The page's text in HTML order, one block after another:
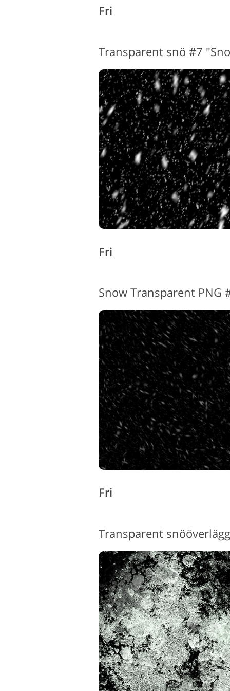
Fri
Transparent snö #7
Fri
Snow Transparent PNG
Fri
Transparent